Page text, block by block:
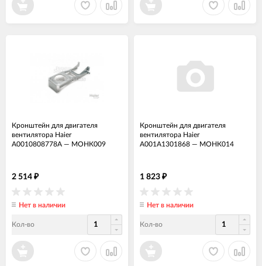
Кронштейн для двигателя
вентилятора Haier
A0010808778A — МОНК009
2 514 ₽
Нет в наличии
Кол-во
Кронштейн для двигателя
вентилятора Haier
A001A1301868 — МОНК014
1 823 ₽
Нет в наличии
Кол-во